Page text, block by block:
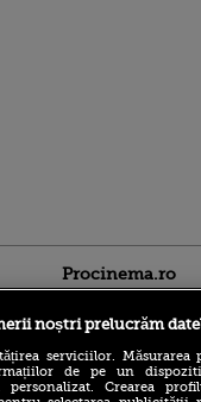
Procinema.ro
noștri prelucrăm
serviciilor. Măsurarea
de pe un
personalizat. Crearea